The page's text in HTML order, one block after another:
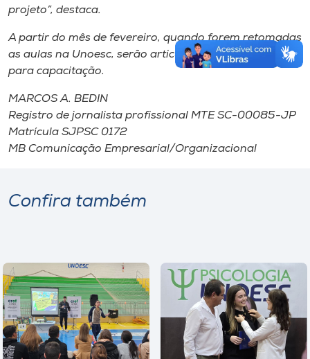
projeto”, destaca.
A partir do mês de fevereiro, quando forem retomadas
as aulas na Unoesc, serão articuladas novas turmas
para capacitação.
MARCOS A. BEDIN
Registro de jornalista profissional MTE SC-00085-JP
Matrícula SJPSC 0172
MB Comunicação Empresarial/Organizacional
Confira também